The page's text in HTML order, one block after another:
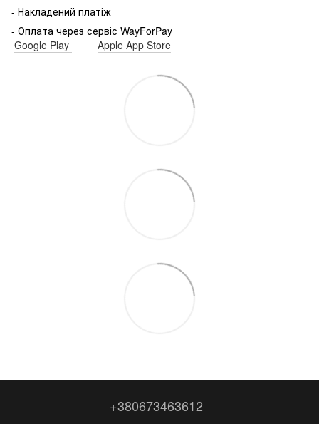
- Накладений платіж
- Оплата через сервіс WayForPay
Google Play
Apple App Store
+380673463612